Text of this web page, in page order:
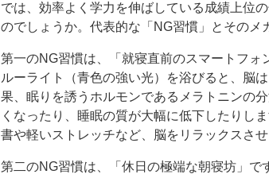
では、効率よく学力を伸ばしている成績上位
のでしょうか。代表的な「NG習慣」とそのメ
第一のNG習慣は、「就寝直前のスマートフ
ルーライト（青色の強い光）を浴びると、脳
果、眠りを誘うホルモンであるメラトニンの
くなったり、睡眠の質が大幅に低下したりし
書や軽いストレッチなど、脳をリラックスさ
第二のNG習慣は、「休日の極端な朝寝坊」